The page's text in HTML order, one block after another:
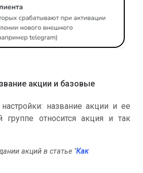
акции и базовые
название акции и ее
группе относится акция и так
акций в статье "Как